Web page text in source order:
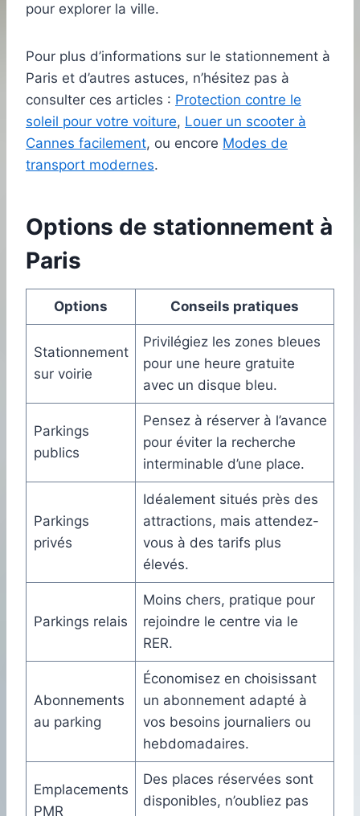
pour explorer la ville.
Pour plus d’informations sur le stationnement à
Paris et d’autres astuces, n’hésitez pas à
consulter ces articles : Protection contre le
soleil pour votre voiture, Louer un scooter à
Cannes facilement, ou encore Modes de
transport modernes.
Options de stationnement à
Paris
Options Conseils pratiques
Stationnement
sur voirie
Privilégiez les zones bleues
pour une heure gratuite
avec un disque bleu.
Parkings
publics
Pensez à réserver à l’avance
pour éviter la recherche
interminable d’une place.
Parkings
privés
Idéalement situés près des
attractions, mais attendez-
vous à des tarifs plus
élevés.
Parkings relais
Moins chers, pratique pour
rejoindre le centre via le
RER.
Abonnements
au parking
Économisez en choisissant
un abonnement adapté à
vos besoins journaliers ou
hebdomadaires.
Emplacements
PMR
Des places réservées sont
disponibles, n’oubliez pas